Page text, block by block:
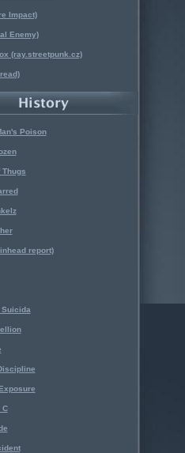
Impact)
Enemy)
(ray.streetpunk.cz)
Poison
Thugs
report)
Suicida
C